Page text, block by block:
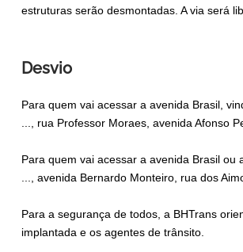
estruturas serão desmontadas. A via será
Desvio
Para quem vai acessar a avenida Brasil,
..., rua Professor Moraes, avenida Afonso
Para quem vai acessar a avenida Brasil
..., avenida Bernardo Monteiro, rua dos
Para a segurança de todos, a BHTrans
implantada e os agentes de trânsito.